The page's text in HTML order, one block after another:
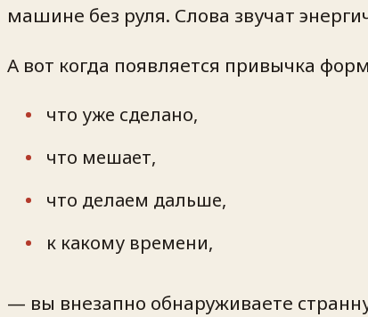
машине без руля. Слова звучат
А вот когда появляется привычка
что уже сделано,
что мешает,
что делаем дальше,
к какому времени,
— вы внезапно обнаруживаете